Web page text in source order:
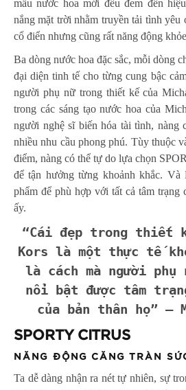
mẫu nước hoa mới đều đem đến
nắng mặt trời nhằm truyền tải tình yêu
cổ điển nhưng cũng rất năng động
Ba dòng nước hoa đặc sắc, mỗi dòng
đại diện tinh tế cho từng cung bậc
người phụ nữ trong thiết kế của
trong các sáng tạo nước hoa của
người nghệ sĩ biến hóa tài tình, nàng
nhiều nhu cầu phong phú. Tùy thuộc
điểm, nàng có thể tự do lựa chọn
để tận hưởng từng khoảnh khắc. Và
phẩm để phù hợp với tất cả tâm
ấy.
“Cái đẹp trong thiết
Kors là một thực tế
là cách mà người phụ
nổi bật được tâm
của bản thân họ” –
SPORTY CITRUS
NĂNG ĐỘNG CĂNG TRÀN
Ta dễ dàng nhận ra nét tự nhiên, sự